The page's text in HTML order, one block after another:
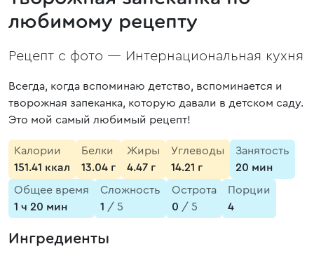
любимому рецепту
Рецепт с фото — Интернациональная кухня
Всегда, когда вспоминаю детство, вспоминается и
творожная запеканка, которую давали в детском саду.
Это мой самый любимый рецепт!
Калории
151.41 ккал
Белки
13.04 г
Жиры
4.47 г
Углеводы
14.21 г
Занятость
20 мин
Общее время
1 ч 20 мин
Сложность
1 / 5
Острота
0 / 5
Порции
4
Ингредиенты